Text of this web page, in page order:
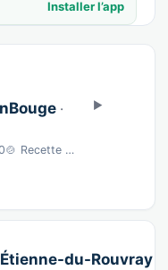
Installer l’app
·
📜 Parabole du jour→ Coach360🍲 Recette du jourSardines écrasées au fromage blanc · 10 min…
du-Rouvray